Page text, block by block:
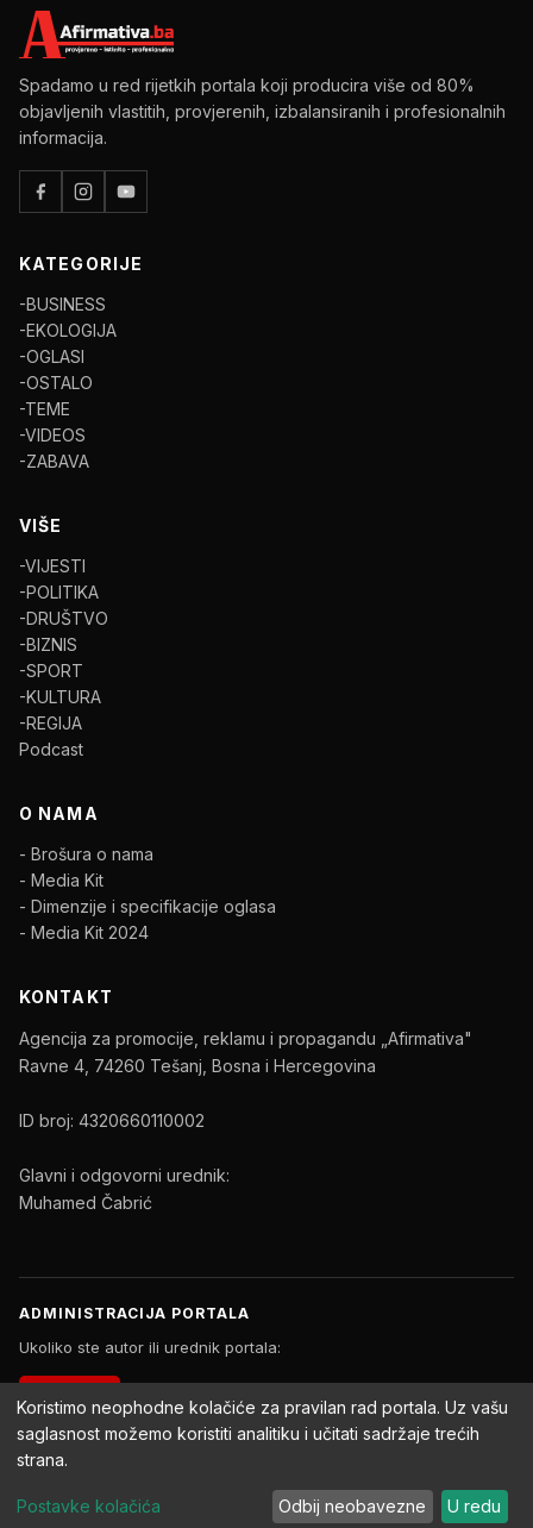
Spadamo u red rijetkih portala koji producira više od 80%
objavljenih vlastitih, provjerenih, izbalansiranih i profesionalnih
informacija.
KATEGORIJE
-BUSINESS
-EKOLOGIJA
-OGLASI
-OSTALO
-TEME
-VIDEOS
-ZABAVA
VIŠE
-VIJESTI
-POLITIKA
-DRUŠTVO
-BIZNIS
-SPORT
-KULTURA
-REGIJA
Podcast
O NAMA
- Brošura o nama
- Media Kit
- Dimenzije i specifikacije oglasa
- Media Kit 2024
KONTAKT
Agencija za promocije, reklamu i propagandu „Afirmativa"
Ravne 4, 74260 Tešanj, Bosna i Hercegovina
ID broj: 4320660110002
Glavni i odgovorni urednik:
Muhamed Čabrić
ADMINISTRACIJA PORTALA
Ukoliko ste autor ili urednik portala:
Copyright © 2026 Afirmativa Portal. Sva prava zadržana.
ImpressumUslovi korištenja Politika privatnostiPostavke kolačića
Koristimo neophodne kolačiće za pravilan rad portala. Uz vašu
saglasnost možemo koristiti analitiku i učitati sadržaje trećih
strana.
Postavke kolačića Odbij neobavezne U redu